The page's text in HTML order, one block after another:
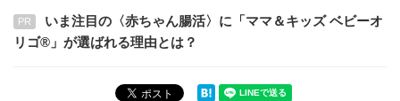
PR
いま注目の〈赤ちゃん腸活〉に「ママ＆キッズ ベビーオ
リゴ®」が選ばれる理由とは？